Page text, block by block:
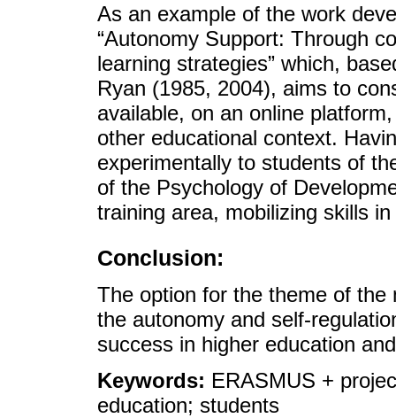
As an example of the work
“Autonomy Support: Through
learning strategies” which,
Ryan (1985, 2004), aims to
available, on an online
other educational context.
experimentally to students of
of the Psychology of
training area, mobilizing skills
Conclusion:
The option for the theme of
the autonomy and self-
success in higher education
Keywords: ERASMUS +
education; students